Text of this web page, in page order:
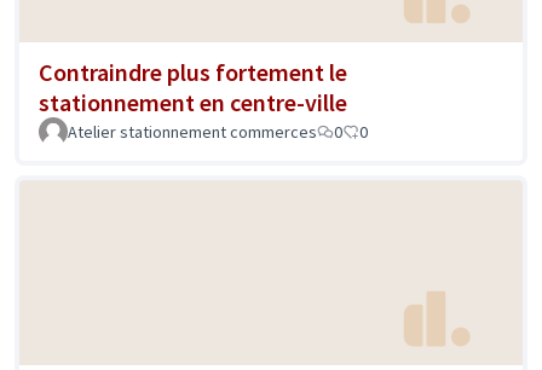
Contraindre plus fortement le
stationnement en centre-ville
Atelier stationnement commerces 0 0